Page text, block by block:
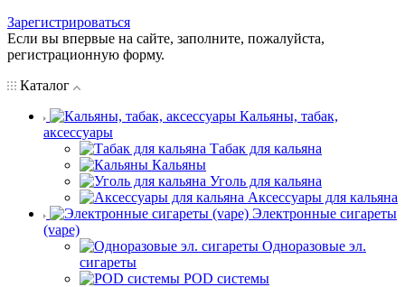
Зарегистрироваться
Если вы впервые на сайте, заполните, пожалуйста,
регистрационную форму.
Каталог
Кальяны, табак,
аксессуары
Табак для кальяна
Кальяны
Уголь для кальяна
Аксессуары для кальяна
Электронные сигареты
(vape)
Одноразовые эл.
сигареты
POD системы